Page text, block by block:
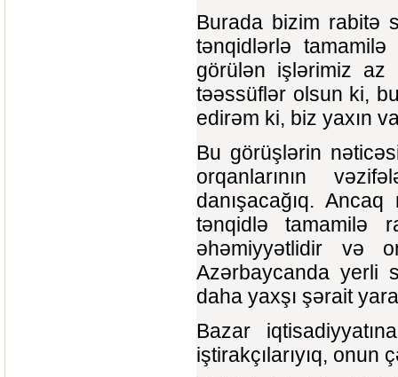
Burada bizim rabitə
tənqidlərlə
görülən işlərimiz az
təəssüflər olsun ki,
edirəm ki, biz yaxın
Bu görüşlərin
orqanlarının
danışacağıq.
tənqidlə tamamilə
əhəmiyyətlidir və
Azərbaycanda yerli
daha yaxşı şərait
Bazar
iştirakçılarıyıq, onun